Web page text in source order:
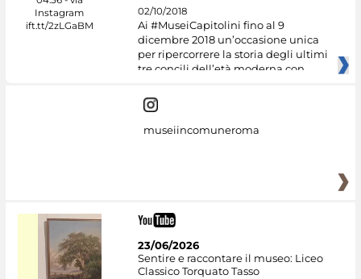
02/10/2018
Ai #MuseiCapitolini fino al 9
dicembre 2018 un’occasione unica
per ripercorrere la storia degli ultimi
tre concili dell’età moderna con
museiincomuneroma
23/06/2026
Sentire e raccontare il museo: Liceo
Classico Torquato Tasso